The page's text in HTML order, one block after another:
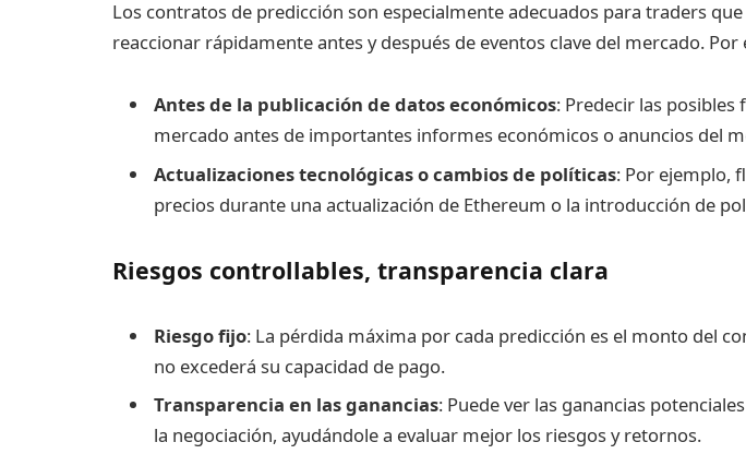
Los contratos de predicción son especialmente adecuados para traders
reaccionar rápidamente antes y después de eventos clave del mercado. Por
Antes de la publicación de datos económicos: Predecir las posibles
mercado antes de importantes informes económicos o anuncios del
Actualizaciones tecnológicas o cambios de políticas: Por ejemplo,
precios durante una actualización de Ethereum o la introducción de
Riesgos controllables, transparencia clara
Riesgo fijo: La pérdida máxima por cada predicción es el monto del
no excederá su capacidad de pago.
Transparencia en las ganancias: Puede ver las ganancias
la negociación, ayudándole a evaluar mejor los riesgos y retornos.